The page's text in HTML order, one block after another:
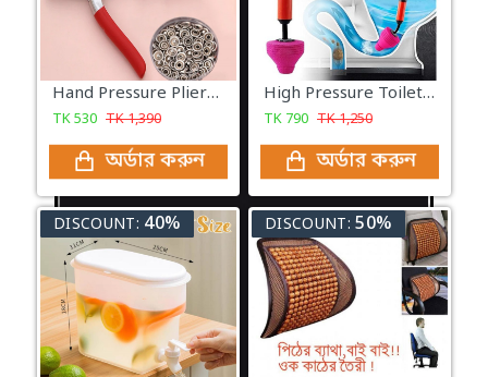
Hand Pressure Pliers For Prong Snap Button (FREE 100 BUTTON)
TK530 TK1,390
অর্ডার করুন
High Pressure Toilet Unblock One Shot, Toilet Plunger Clog Remover
TK 790 TK1,250
অর্ডার করুন
DISCOUNT: 40% DISCOUNT: 50%